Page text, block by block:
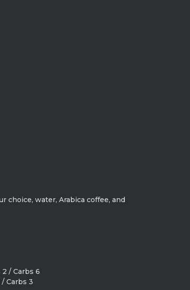
choice, water, Arabica coffee, and
/ Carbs 6
Carbs 3